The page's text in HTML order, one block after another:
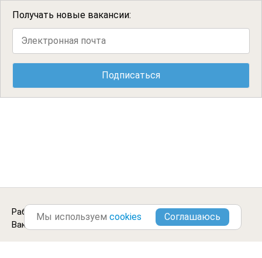
Получать новые вакансии:
Работа столяром в Верхнем Услоне. Городские
Вакансии ©2013-2026
Мы используем cookies